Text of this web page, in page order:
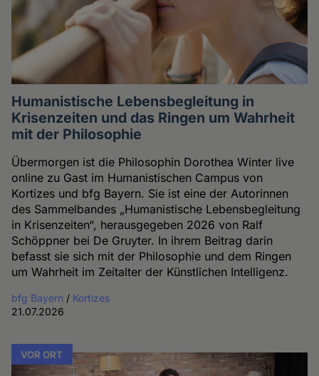
Humanistische Lebensbegleitung in
Krisenzeiten und das Ringen um Wahrheit
mit der Philosophie
Übermorgen ist die Philosophin Dorothea Winter live
online zu Gast im Humanistischen Campus von
Kortizes und bfg Bayern. Sie ist eine der Autorinnen
des Sammelbandes „Humanistische Lebensbegleitung
in Krisenzeiten“, herausgegeben 2026 von Ralf
Schöppner bei De Gruyter. In ihrem Beitrag darin
befasst sie sich mit der Philosophie und dem Ringen
um Wahrheit im Zeitalter der Künstlichen Intelligenz.
bfg Bayern / Kortizes
21.07.2026
VOR ORT